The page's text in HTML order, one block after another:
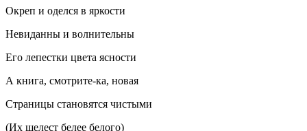
Окреп и оделся в яркости
Невиданны и волнительны
Его лепестки цвета ясности
А книга, смотрите-ка, новая
Страницы становятся чистыми
(Их шелест белее белого)